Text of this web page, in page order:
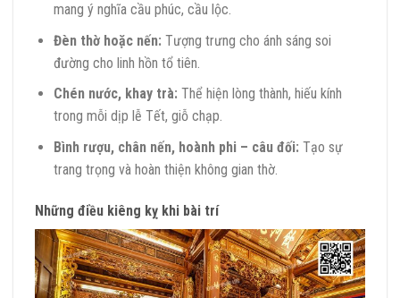
mang ý nghĩa cầu phúc, cầu lộc.
Đèn thờ hoặc nến: Tượng trưng cho ánh sáng soi
đường cho linh hồn tổ tiên.
Chén nước, khay trà: Thể hiện lòng thành, hiếu kính
trong mỗi dịp lễ Tết, giỗ chạp.
Bình rượu, chân nến, hoành phi – câu đối: Tạo sự
trang trọng và hoàn thiện không gian thờ.
Những điều kiêng kỵ khi bài trí